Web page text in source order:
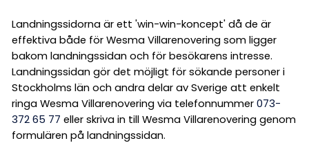
Landningssidorna är ett 'win-win-koncept' då de är
effektiva både för Wesma Villarenovering som ligger
bakom landningssidan och för besökarens intresse.
Landningssidan gör det möjligt för sökande personer i
Stockholms län och andra delar av Sverige att enkelt
ringa Wesma Villarenovering via telefonnummer073-
372 65 77 eller skriva in till Wesma Villarenovering genom
formulären på landningssidan.